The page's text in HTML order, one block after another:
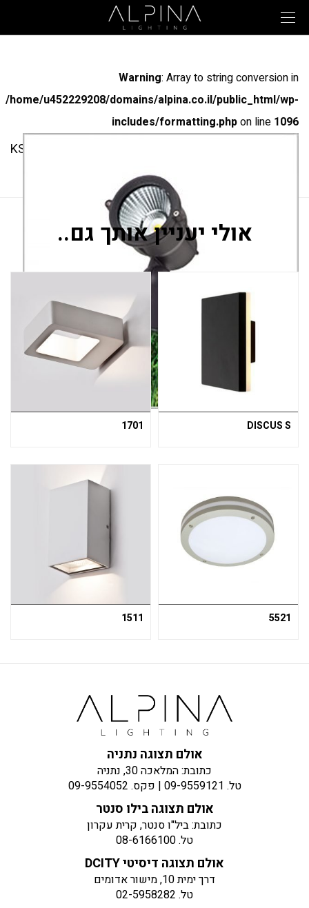
Warning: Array to string conversion in
/home/u452229208/domains/alpina.co.il/public_html/wp-
includes/formatting.phpon line 1096
אולי יעניין אותך גם..
DISCUS S
1701
5521
1511
אולם תצוגה נתניה
כתובת: המלאכה 30, נתניה
טל. 09-9559121 | פקס. 09-9554052
אולם תצוגה בילו סנטר
כתובת: ביל"ו סנטר, קרית עקרון
טל.08-6166100
אולם תצוגה דיסיטי DCITY
דרך ימית 10, מישור אדומים
טל. 02-5958282